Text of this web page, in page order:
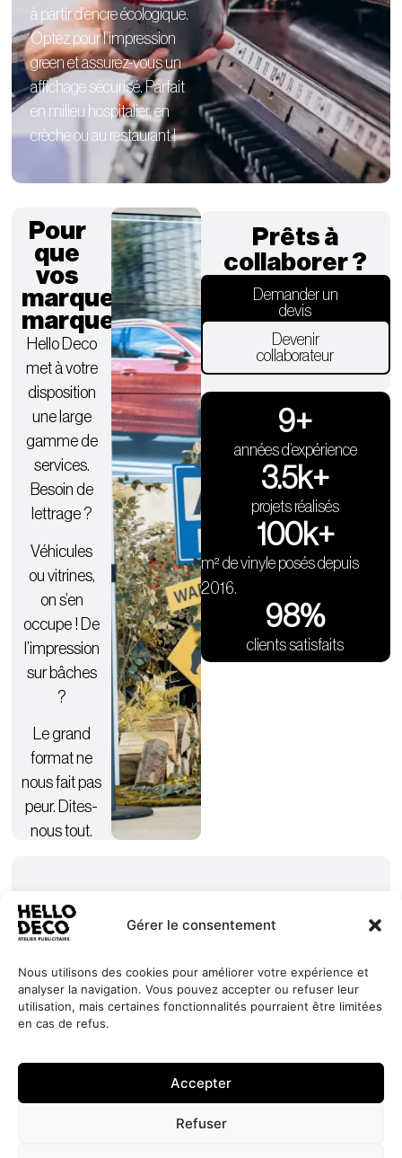
Gérer le consentement
Nous utilisons des cookies pour améliorer votre expérience et
analyser la navigation. Vous pouvez accepter ou refuser leur
utilisation, mais certaines fonctionnalités pourraient être limitées
en cas de refus.
Accepter
Refuser
à partir d’encre écologique.
Optez pour l’impression
green et assurez-vous un
affichage sécurisé. Parfait
en milieu hospitalier, en
crèche ou au restaurant !
Pour
que
vos
marques
marquent.
Hello Deco
met à votre
disposition
une large
gamme de
services.
Besoin de
lettrage ?
Véhicules
ou vitrines,
on s’en
occupe ! De
l’impression
sur bâches
?
Le grand
format ne
nous fait pas
peur. Dites-
nous tout.
Prêts à
collaborer ?
Demander un
devis
Devenir
collaborateur
années d’expérience
9+
projets réalisés
3.5k+
m² de vinyle posés depuis
2016.
100k+
clients satisfaits
98%
Services
Réalisations
Nos
engagements
+352 27
44 99 88
HELLO
DECO
L-8552
Luxembourg